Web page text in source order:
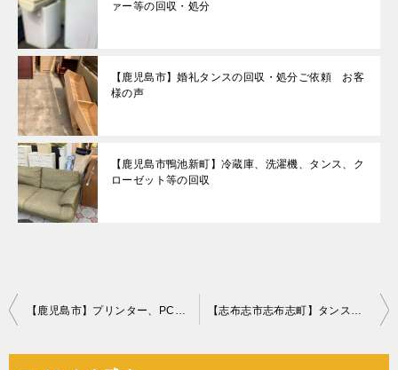
ァー等の回収・処分
【鹿児島市】婚礼タンスの回収・処分ご依頼 お客
様の声
【鹿児島市鴨池新町】冷蔵庫、洗濯機、タンス、ク
ローゼット等の回収
投
【鹿児島市】プリンター、PCモニター、ノートPC、ケトル等の回収 【志布志市志布志町】タンス、調理器具、衣類、椅子、ポット等の回収